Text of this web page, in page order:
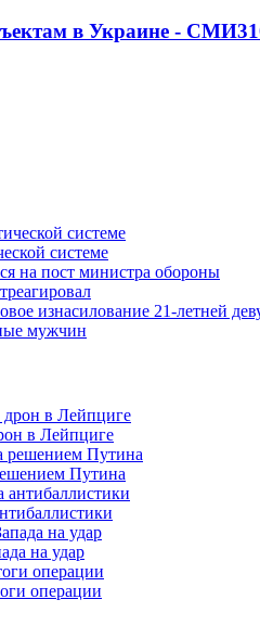
в Украине - СМИ
системе
на пост министра обороны
изнасилование 21-летней
мужчин
в Лейпциге
Путина
на удар
операции